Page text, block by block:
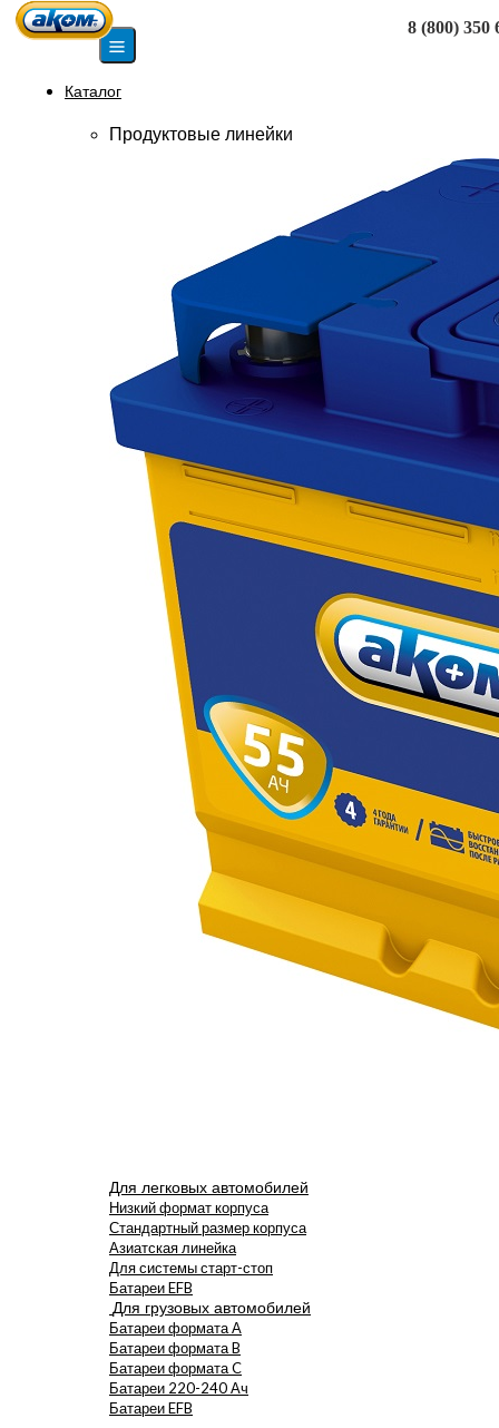
Москва 8 (800) 350
Каталог
Продуктовые линейки
Для легковых автомобилей
Низкий формат корпуса
Стандартный размер корпуса
Азиатская линейка
Для системы старт-стоп
Батареи EFB
Для грузовых автомобилей
Батареи формата А
Батареи формата B
Батареи формата C
Батареи 220-240 Ач
Батареи EFB